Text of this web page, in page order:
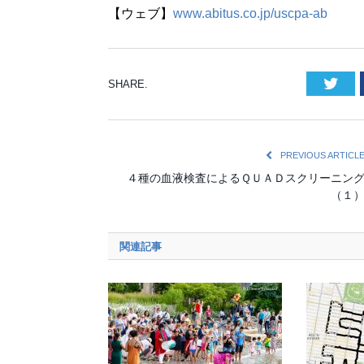
【ウェブ】 www.abitus.co.jp/uscpa-ab
SHARE.
PREVIOUS ARTICLE
４種の血液検査によるＱＵＡＤスクリーニング
（１）
関連記事